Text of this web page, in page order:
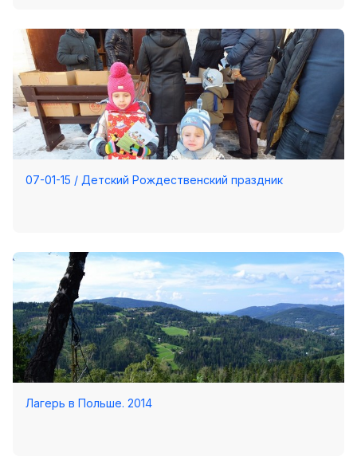
07-01-15 / Детский Рождественский праздник
Лагерь в Польше. 2014